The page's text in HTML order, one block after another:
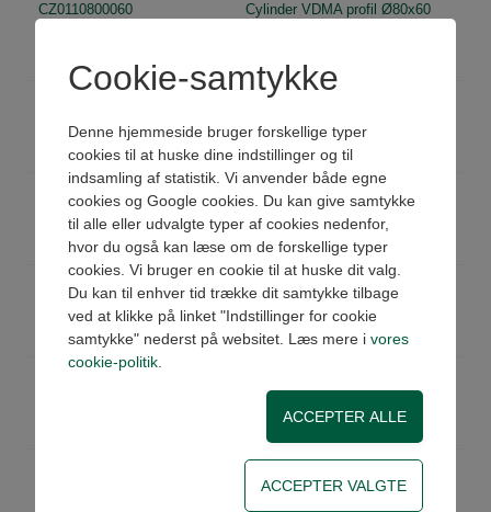
CZ0110800060
Cylinder VDMA profil Ø80x60
Cylinder VDMA profil Ø80x80
Ikke på lager
Pris: 1.936,00 DKK ex moms
CZ0110800100
Cylinder VDMA profil Ø80x100
Ikke på lager
Pris: 1.997,00 DKK ex moms
CZ0110800125
Cylinder VDMA profil Ø80x125
Ikke på lager
Pris: 2.058,00 DKK ex moms
Cylinder VDMA profil Ø80x200
Køb
Cookie-samtykke
Denne hjemmeside bruger forskellige typer
cookies til at huske dine indstillinger og til
indsamling af statistik. Vi anvender både egne
cookies og Google cookies. Du kan give samtykke
til alle eller udvalgte typer af cookies nedenfor,
hvor du også kan læse om de forskellige typer
cookies. Vi bruger en cookie til at huske dit valg.
Du kan til enhver tid trække dit samtykke tilbage
ved at klikke på linket "Indstillinger for cookie
samtykke" nederst på websitet. Læs mere i vores
cookie-politik